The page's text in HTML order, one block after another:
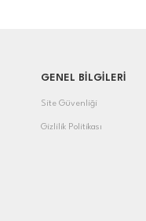
GENEL BİLGİLERİ
Site Güvenliği
Gizlilik Politikası